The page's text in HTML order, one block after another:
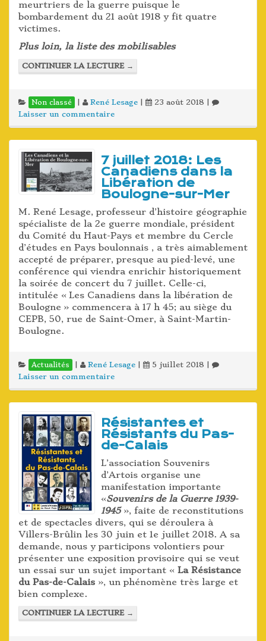
meurtriers de la guerre puisque le
bombardement du 21 août 1918 y fit quatre
victimes.
Plus loin, la liste des mobilisables
CONTINUER LA LECTURE →
Non classé René Lesage 23 août 2018
Laisser un commentaire
7 juillet 2018: Les
Canadiens dans la
Libération de
Boulogne-sur-Mer
M. René Lesage, professeur d’histoire géographie
spécialiste de la 2e guerre mondiale, président
du Comité du Haut-Pays et membre du Cercle
d’études en Pays boulonnais , a très aimablement
accepté de préparer, presque au pied-levé, une
conférence qui viendra enrichir historiquement
la soirée de concert du 7 juillet. Celle-ci,
intitulée « Les Canadiens dans la libération de
Boulogne » commencera à 17 h 45; au siège du
CEPB, 50, rue de Saint-Omer, à Saint-Martin-
Boulogne.
Actualités René Lesage 5 juillet 2018
Laisser un commentaire
Résistantes et
Résistants du Pas-
de-Calais
L’association Souvenirs
d’Artois organise une
manifestation importante
«Souvenirs de la Guerre 1939-
1945 », faite de reconstitutions
et de spectacles divers, qui se déroulera à
Villers-Brûlin les 30 juin et 1e juillet 2018. A sa
demande, nous y participons volontiers pour
présenter une exposition provisoire qui se veut
un essai sur un sujet important « La Résistance
du Pas-de-Calais », un phénomène très large et
bien complexe.
CONTINUER LA LECTURE →